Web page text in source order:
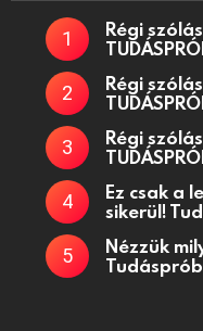
Régi
Régi
Régi
Ez csak a
sikerül!
Nézzük